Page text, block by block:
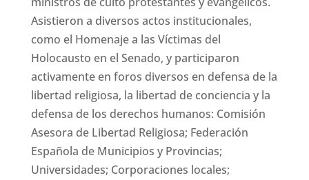
Asistieron a diversos actos institucionales,
como el Homenaje a las Víctimas del
Holocausto en el Senado, y participaron
activamente en foros diversos en defensa de la
libertad religiosa, la libertad de conciencia y la
defensa de los derechos humanos: Comisión
Asesora de Libertad Religiosa; Federación
Española de Municipios y Provincias;
Universidades; Corporaciones locales;